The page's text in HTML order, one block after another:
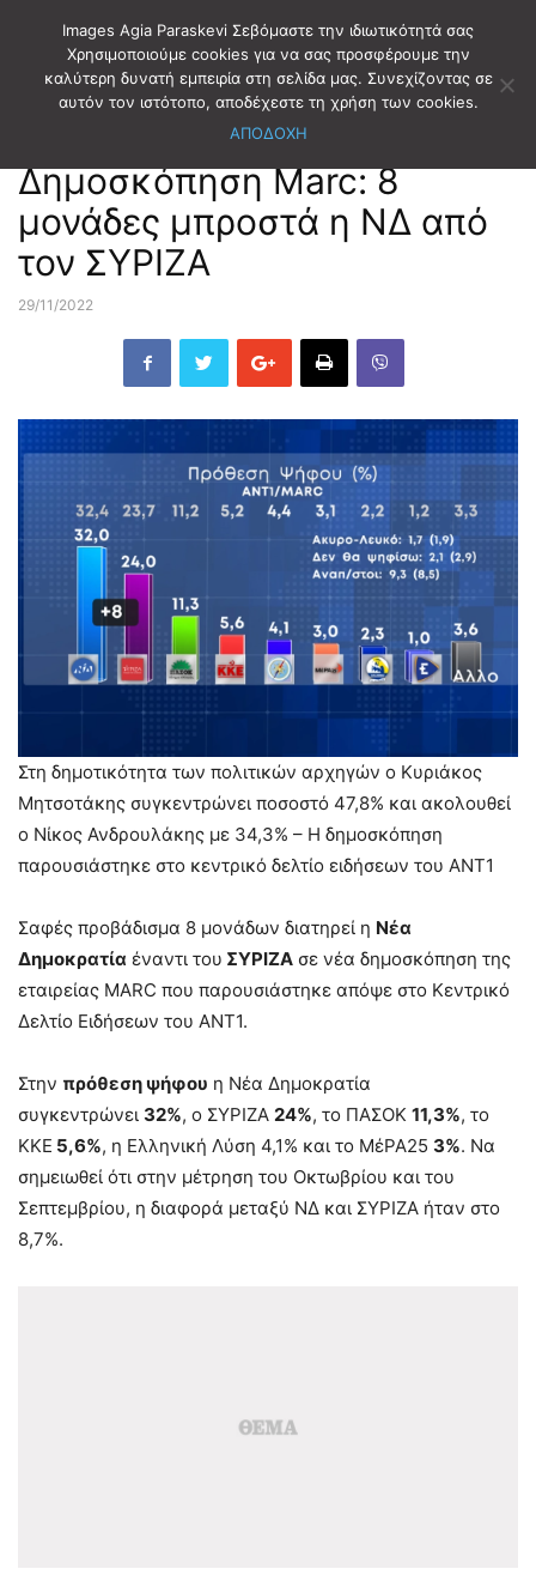
Αρχική ΕΚΛΟΓΕΣ ΔΗΜΟΣΚΟΠΗΣΕΙΣ
Δημοσκόπηση Marc: 8
μονάδες μπροστά η ΝΔ από
τον ΣΥΡΙΖΑ
29/11/2022
Στη δημοτικότητα των πολιτικών αρχηγών ο Κυριάκος
Μητσοτάκης συγκεντρώνει ποσοστό 47,8% και ακολουθεί
ο Νίκος Ανδρουλάκης με 34,3% – Η δημοσκόπηση
παρουσιάστηκε στο κεντρικό δελτίο ειδήσεων του ANT1
Σαφές προβάδισμα 8 μονάδων διατηρεί η Νέα
Δημοκρατία έναντι του ΣΥΡΙΖΑ σε νέα δημοσκόπηση της
εταιρείας MARC που παρουσιάστηκε απόψε στο Κεντρικό
Δελτίο Ειδήσεων του ΑΝΤ1.
Στην πρόθεση ψήφου η Νέα Δημοκρατία
συγκεντρώνει 32%, ο ΣΥΡΙΖΑ 24%, το ΠΑΣΟΚ 11,3%, το
ΚΚΕ 5,6%, η Ελληνική Λύση 4,1% και το ΜέΡΑ25 3%. Να
σημειωθεί ότι στην μέτρηση του Οκτωβρίου και του
Σεπτεμβρίου, η διαφορά μεταξύ ΝΔ και ΣΥΡΙΖΑ ήταν στο
8,7%.
Images Agia Paraskevi Σεβόμαστε την ιδιωτικότητά σας
Χρησιμοποιούμε cookies για να σας προσφέρουμε την
καλύτερη δυνατή εμπειρία στη σελίδα μας. Συνεχίζοντας σε
αυτόν τον ιστότοπο, αποδέχεστε τη χρήση των cookies.
ΑΠΟΔΟΧΗ